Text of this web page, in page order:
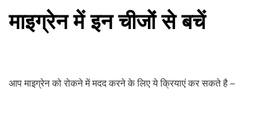
माइग्रेन में इन चीजों से बचें
आप माइग्रेन को रोकने में मदद करने के लिए ये क्रियाएं कर सकते है –